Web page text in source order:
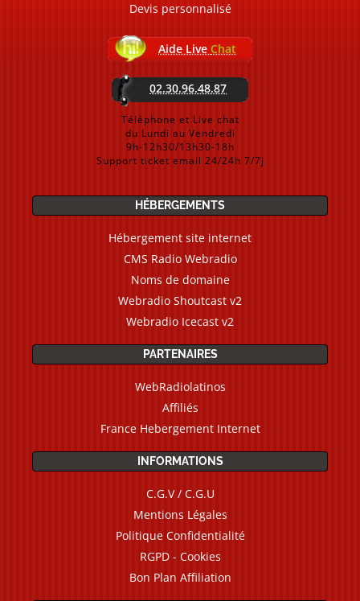
Devis personnalisé
Aide Live Chat
02.30.96.48.87
Téléphone et Live chat
du Lundi au Vendredi
9h-12h30/13h30-18h
Support ticket email 24/24h 7/7j
HÉBERGEMENTS
Hébergement site internet
CMS Radio Webradio
Noms de domaine
Webradio Shoutcast v2
Webradio Icecast v2
PARTENAIRES
WebRadiolatinos
Affiliés
France Hebergement Internet
INFORMATIONS
C.G.V / C.G.U
Mentions Légales
Politique Confidentialité
RGPD - Cookies
Bon Plan Affiliation